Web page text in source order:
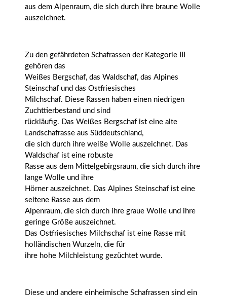
aus dem Alpenraum, die sich durch ihre braune Wolle
auszeichnet.
Zu den gefährdeten Schafrassen der Kategorie III
gehören das
Weißes Bergschaf, das Waldschaf, das Alpines
Steinschaf und das Ostfriesisches
Milchschaf. Diese Rassen haben einen niedrigen
Zuchttierbestand und sind
rückläufig. Das Weißes Bergschaf ist eine alte
Landschafrasse aus Süddeutschland,
die sich durch ihre weiße Wolle auszeichnet. Das
Waldschaf ist eine robuste
Rasse aus dem Mittelgebirgsraum, die sich durch ihre
lange Wolle und ihre
Hörner auszeichnet. Das Alpines Steinschaf ist eine
seltene Rasse aus dem
Alpenraum, die sich durch ihre graue Wolle und ihre
geringe Größe auszeichnet.
Das Ostfriesisches Milchschaf ist eine Rasse mit
holländischen Wurzeln, die für
ihre hohe Milchleistung gezüchtet wurde.
Diese und andere einheimische Schafrassen sind ein